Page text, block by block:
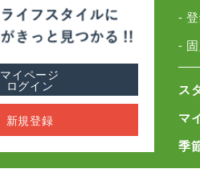
マイページ
ログイン
新規登録
-
-
ス
マ
季